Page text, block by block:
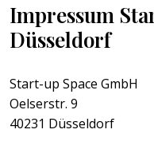
Impressum
Düsseldorf
Start-up Space GmbH
Oelserstr. 9
40231 Düsseldorf